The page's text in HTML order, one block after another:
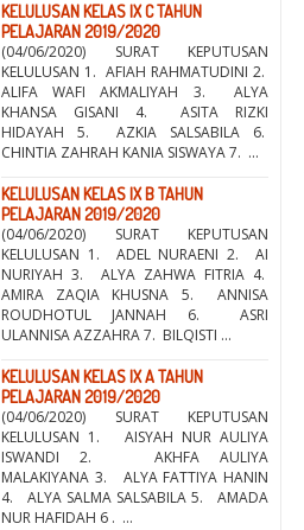
KELULUSAN KELAS IX C TAHUN
PELAJARAN 2019/2020
(04/06/2020) SURAT KEPUTUSAN
KELULUSAN 1. AFIAH RAHMATUDINI 2.
ALIFA WAFI AKMALIYAH 3. ALYA
KHANSA GISANI 4. ASITA RIZKI
HIDAYAH 5. AZKIA SALSABILA 6.
CHINTIA ZAHRAH KANIA SISWAYA 7. ...
KELULUSAN KELAS IX B TAHUN
PELAJARAN 2019/2020
(04/06/2020) SURAT KEPUTUSAN
KELULUSAN 1. ADEL NURAENI 2. AI
NURIYAH 3. ALYA ZAHWA FITRIA 4.
AMIRA ZAQIA KHUSNA 5. ANNISA
ROUDHOTUL JANNAH 6. ASRI
ULANNISA AZZAHRA 7. BILQISTI ...
KELULUSAN KELAS IX A TAHUN
PELAJARAN 2019/2020
(04/06/2020) SURAT KEPUTUSAN
KELULUSAN 1. AISYAH NUR AULIYA
ISWANDI 2. AKHFA AULIYA
MALAKIYANA 3. ALYA FATTIYA HANIN
4. ALYA SALMA SALSABILA 5. AMADA
NUR HAFIDAH 6 . ...